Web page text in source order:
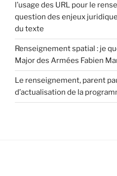
l’usage des URL pour le
question des enjeux
du texte
Renseignement spatial : je
Major des Armées Fabien
Le renseignement, parent
d’actualisation de la